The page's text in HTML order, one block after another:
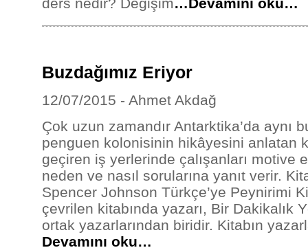
Buzdağımız Eriyor
12/07/2015 - Ahmet Akdağ
Çok uzun zamandır Antarktika’da aynı
penguen kolonisinin hikâyesini anlatan
geçiren iş yerlerinde çalışanları motive
neden ve nasıl sorularına yanıt verir.
Spencer Johnson Türkçe’ye Peynirimi
çevrilen kitabında yazarı, Bir Dakikalık
ortak yazarlarından biridir. Kitabın
Devamını oku…